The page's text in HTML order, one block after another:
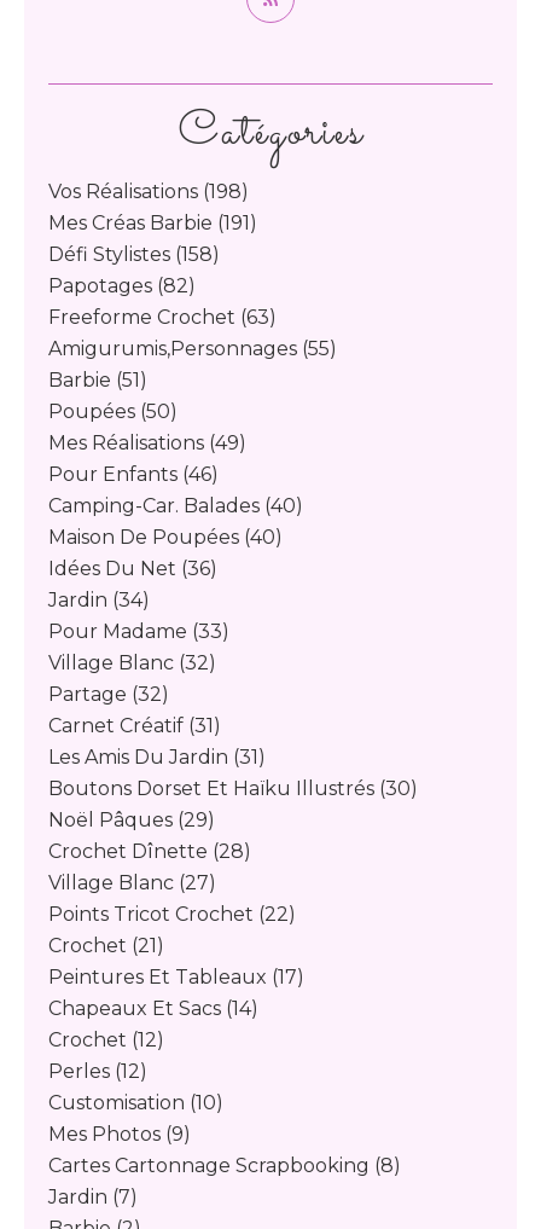
Catégories
Vos Réalisations (198)
Mes Créas Barbie (191)
Défi Stylistes (158)
Papotages (82)
Freeforme Crochet (63)
Amigurumis,personnages (55)
Barbie (51)
Poupées (50)
Mes Réalisations (49)
Pour Enfants (46)
Camping-Car. Balades (40)
Maison De Poupées (40)
Idées Du Net (36)
Jardin (34)
Pour Madame (33)
Village Blanc (32)
Partage (32)
Carnet Créatif (31)
Les Amis Du Jardin (31)
Boutons Dorset Et Haïku Illustrés (30)
Noël Pâques (29)
Crochet Dînette (28)
Village Blanc (27)
Points Tricot Crochet (22)
Crochet (21)
Peintures Et Tableaux (17)
Chapeaux Et Sacs (14)
Crochet (12)
Perles (12)
Customisation (10)
Mes Photos (9)
Cartes Cartonnage Scrapbooking (8)
Jardin (7)